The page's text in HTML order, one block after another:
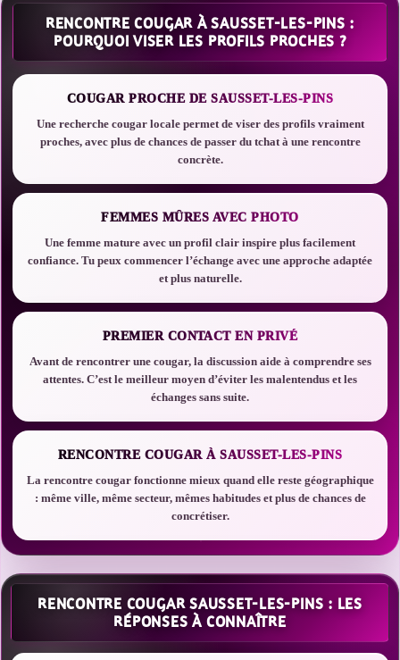
RENCONTRE COUGAR À SAUSSET-LES-PINS :
POURQUOI VISER LES PROFILS PROCHES ?
COUGAR PROCHE DE SAUSSET-LES-PINS
Une recherche cougar locale permet de viser des profils vraiment
proches, avec plus de chances de passer du tchat à une rencontre
concrète.
FEMMES MÛRES AVEC PHOTO
Une femme mature avec un profil clair inspire plus facilement
confiance. Tu peux commencer l’échange avec une approche adaptée
et plus naturelle.
PREMIER CONTACT EN PRIVÉ
Avant de rencontrer une cougar, la discussion aide à comprendre ses
attentes. C’est le meilleur moyen d’éviter les malentendus et les
échanges sans suite.
RENCONTRE COUGAR À SAUSSET-LES-PINS
La rencontre cougar fonctionne mieux quand elle reste géographique
: même ville, même secteur, mêmes habitudes et plus de chances de
concrétiser.
RENCONTRE COUGAR SAUSSET-LES-PINS : LES
RÉPONSES À CONNAÎTRE